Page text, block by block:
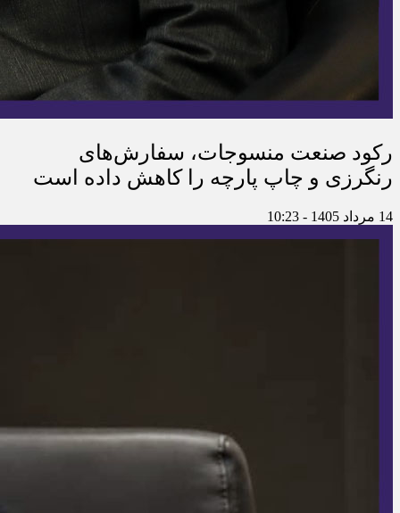
رکود صنعت منسوجات، سفارش‌های
رنگرزی و چاپ پارچه را کاهش داده است
14 مرداد 1405 - 10:23